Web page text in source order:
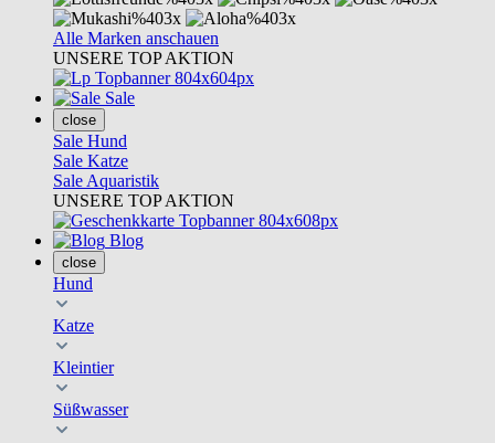
Alle Marken anschauen
UNSERE TOP AKTION
Sale
close
Sale Hund
Sale Katze
Sale Aquaristik
UNSERE TOP AKTION
Blog
close
Hund
Katze
Kleintier
Süßwasser